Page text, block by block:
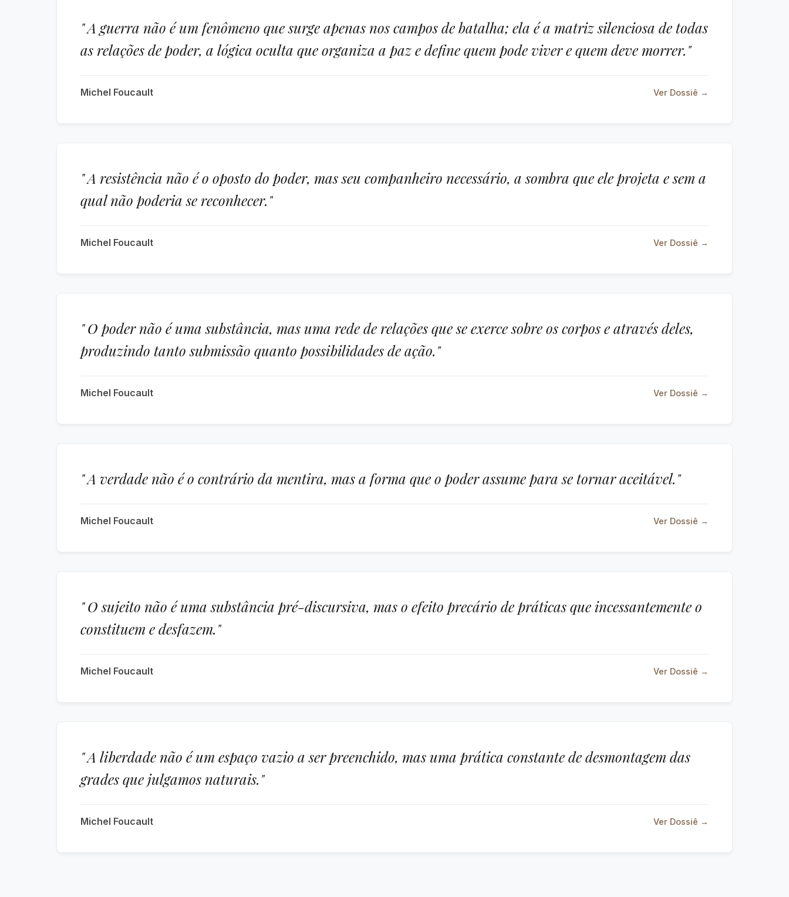
" A guerra não é um fenômeno que surge apenas nos campos de batalha; ela é a matriz silenciosa de todas
as relações de poder, a lógica oculta que organiza a paz e define quem pode viver e quem deve morrer."
Michel Foucault Ver Dossiê →
" A resistência não é o oposto do poder, mas seu companheiro necessário, a sombra que ele projeta e sem a
qual não poderia se reconhecer."
Michel Foucault Ver Dossiê →
" O poder não é uma substância, mas uma rede de relações que se exerce sobre os corpos e através deles,
produzindo tanto submissão quanto possibilidades de ação."
Michel Foucault Ver Dossiê →
" A verdade não é o contrário da mentira, mas a forma que o poder assume para se tornar aceitável."
Michel Foucault Ver Dossiê →
" O sujeito não é uma substância pré-discursiva, mas o efeito precário de práticas que incessantemente o
constituem e desfazem."
Michel Foucault Ver Dossiê →
" A liberdade não é um espaço vazio a ser preenchido, mas uma prática constante de desmontagem das
grades que julgamos naturais."
Michel Foucault Ver Dossiê →